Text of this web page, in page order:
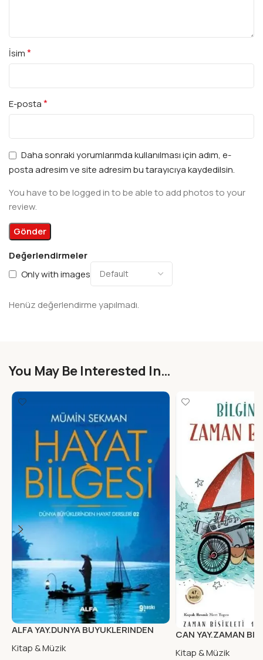
Değerlendirmeler
Only with images
Henüz değerlendirme yapılmadı.
İsim*
E-posta*
Daha sonraki yorumlarımda kullanılması için adım, e-
posta adresim ve site adresim bu tarayıcıya kaydedilsin.
You have to be logged in to be able to add photos to your
review.
You May Be Interested In…
ALFA YAY.DUNYA BUYUKLERINDEN
Kitap & Müzik
CAN YAY.ZAMAN
ADALI)
Kitap & Müzik